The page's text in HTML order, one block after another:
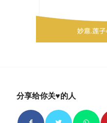
分享给你关♥的人